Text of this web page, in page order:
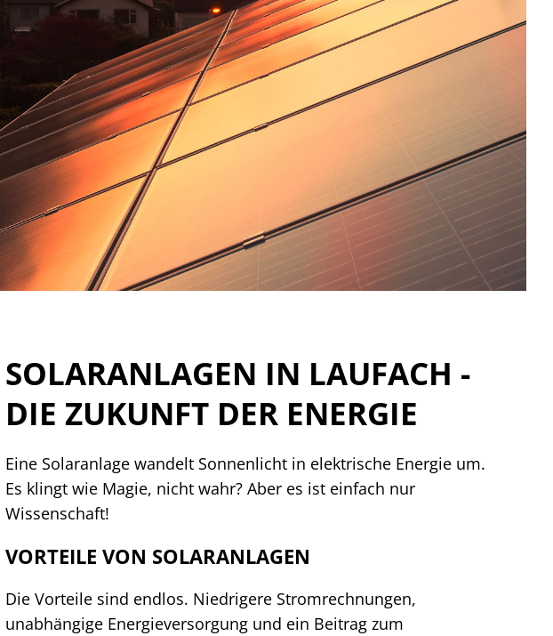
SOLARANLAGEN IN LAUFACH -
DIE ZUKUNFT DER ENERGIE
Eine Solaranlage wandelt Sonnenlicht in elektrische Energie um.
Es klingt wie Magie, nicht wahr? Aber es ist einfach nur
Wissenschaft!
VORTEILE VON SOLARANLAGEN
Die Vorteile sind endlos. Niedrigere Stromrechnungen,
unabhängige Energieversorgung und ein Beitrag zum